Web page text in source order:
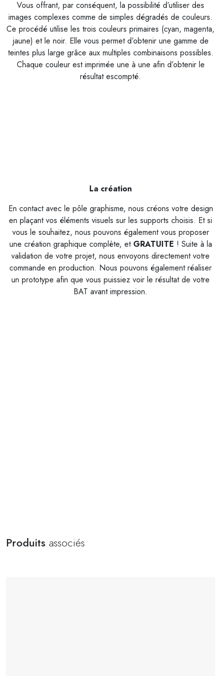
Vous offrant, par conséquent, la possibilité d’utiliser des
images complexes comme de simples dégradés de couleurs.
Ce procédé utilise les trois couleurs primaires (cyan, magenta,
jaune) et le noir. Elle vous permet d’obtenir une gamme de
teintes plus large grâce aux multiples combinaisons possibles.
Chaque couleur est imprimée une à une afin d’obtenir le
résultat escompté.
La création
En contact avec le pôle graphisme, nous créons votre design
en plaçant vos éléments visuels sur les supports choisis. Et si
vous le souhaitez, nous pouvons également vous proposer
une création graphique complète, et GRATUITE ! Suite à la
validation de votre projet, nous envoyons directement votre
commande en production. Nous pouvons également réaliser
un prototype afin que vous puissiez voir le résultat de votre
BAT avant impression.
Produits associés